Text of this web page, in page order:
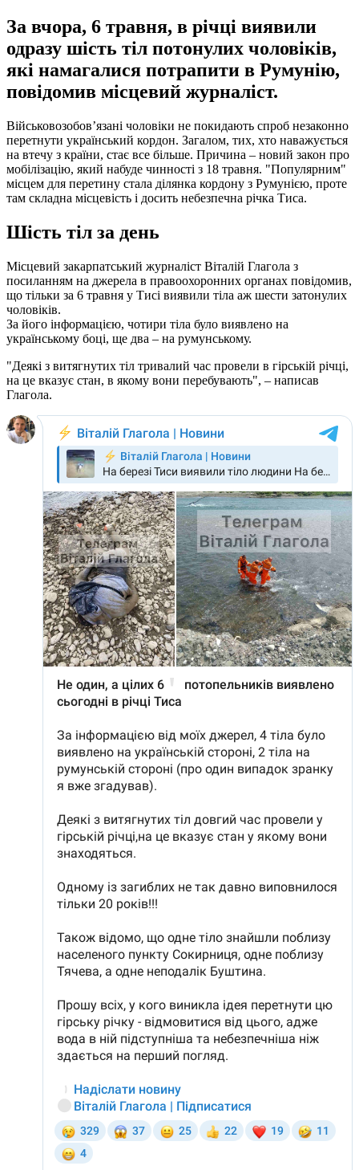
За вчора, 6 травня, в річці виявили
одразу шість тіл потонулих чоловіків,
які намагалися потрапити в Румунію,
повідомив місцевий журналіст.
Військовозобов’язані чоловіки не покидають спроб незаконно
перетнути український кордон. Загалом, тих, хто наважується
на втечу з країни, стає все більше. Причина – новий закон про
мобілізацію, який набуде чинності з 18 травня. "Популярним"
місцем для перетину стала ділянка кордону з Румунією, проте
там складна місцевість і досить небезпечна річка Тиса.
Шість тіл за день
Місцевий закарпатський журналіст Віталій Глагола з
посиланням на джерела в правоохоронних органах повідомив,
що тільки за 6 травня у Тисі виявили тіла аж шести затонулих
чоловіків.
За його інформацією, чотири тіла було виявлено на
українському боці, ще два – на румунському.
"Деякі з витягнутих тіл тривалий час провели в гірській річці,
на це вказує стан, в якому вони перебувають", – написав
Глагола.